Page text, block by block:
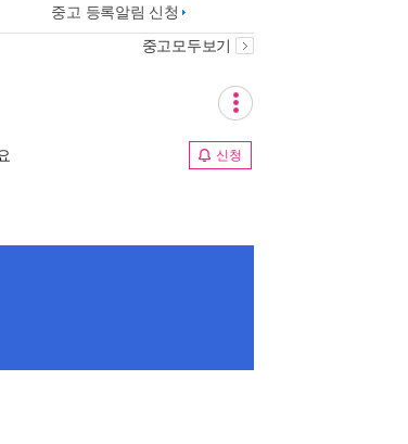
중고 등록알림 신청
중고모두보기
신청